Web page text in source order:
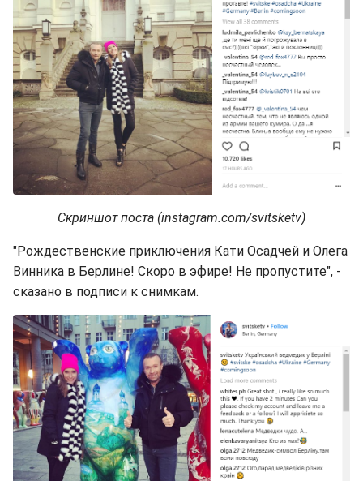
Скриншот поста (instagram.com/svitsketv)
"Рождественские приключения Кати Осадчей и Олега
Винника в Берлине! Скоро в эфире! Не пропустите", -
сказано в подписи к снимкам.